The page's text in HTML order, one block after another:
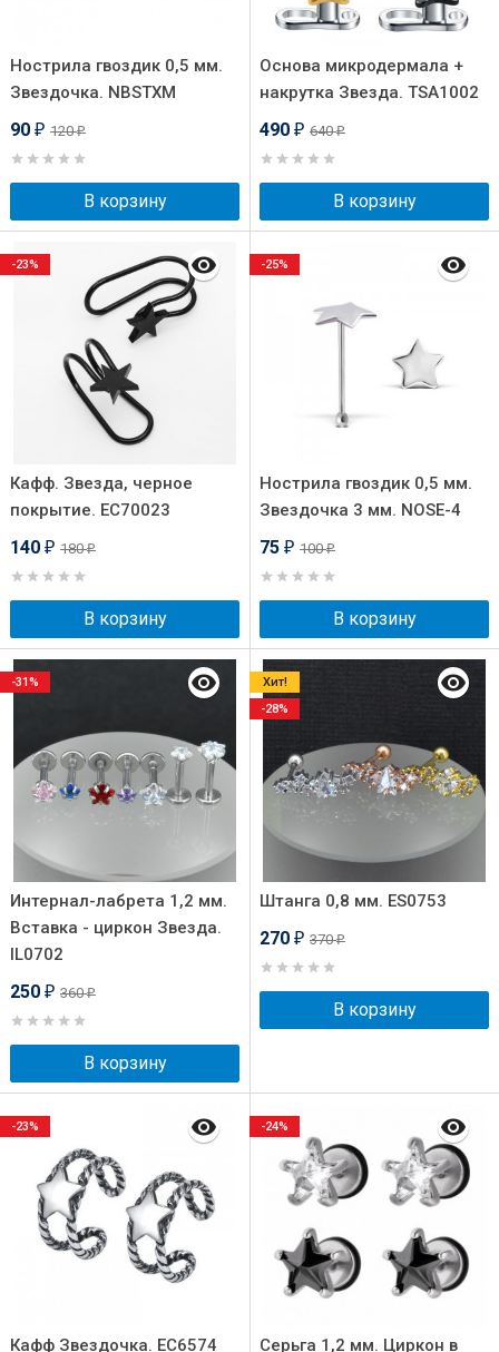
Нострила гвоздик 0,5 мм.
Звездочка. NBSTXM
90 ₽ 120₽
В корзину
Основа микродермала +
накрутка Звезда. TSA1002
490 ₽ 640₽
В корзину
Кафф. Звезда, черное
покрытие. EC70023
140 ₽ 180₽
В корзину
-23%
Нострила гвоздик 0,5 мм.
Звездочка 3 мм. NOSE-4
75 ₽ 100₽
В корзину
-25%
Интернал-лабрета 1,2 мм.
Вставка - циркон Звезда.
IL0702
250 ₽ 360₽
В корзину
-31%
Штанга 0,8 мм. ES0753
270 ₽ 370₽
В корзину
Хит!
-28%
Кафф Звездочка. EC6574
-23%
Серьга 1,2 мм. Циркон в
-24%